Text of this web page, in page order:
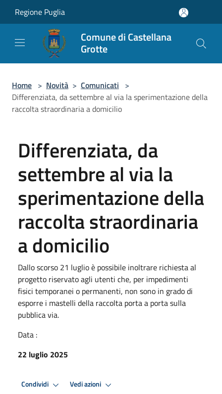
Regione Puglia
Comune di Castellana
Grotte
Home > Novità > Comunicati >
Differenziata, da settembre al via la sperimentazione della
raccolta straordinaria a domicilio
Differenziata, da
settembre al via la
sperimentazione della
raccolta straordinaria
a domicilio
Dallo scorso 21 luglio è possibile inoltrare richiesta al
progetto riservato agli utenti che, per impedimenti
fisici temporanei o permanenti, non sono in grado di
esporre i mastelli della raccolta porta a porta sulla
pubblica via.
Data :
22 luglio 2025
Condividi Vedi azioni